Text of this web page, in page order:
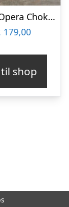
Baileys Opera Chokoladeæske
179,00
shop